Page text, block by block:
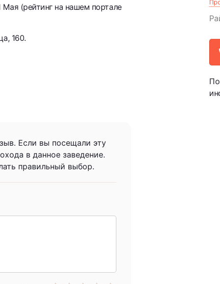
(рейтинг на нашем портале
160.
Если вы посещали эту
в данное заведение.
правильный выбор.